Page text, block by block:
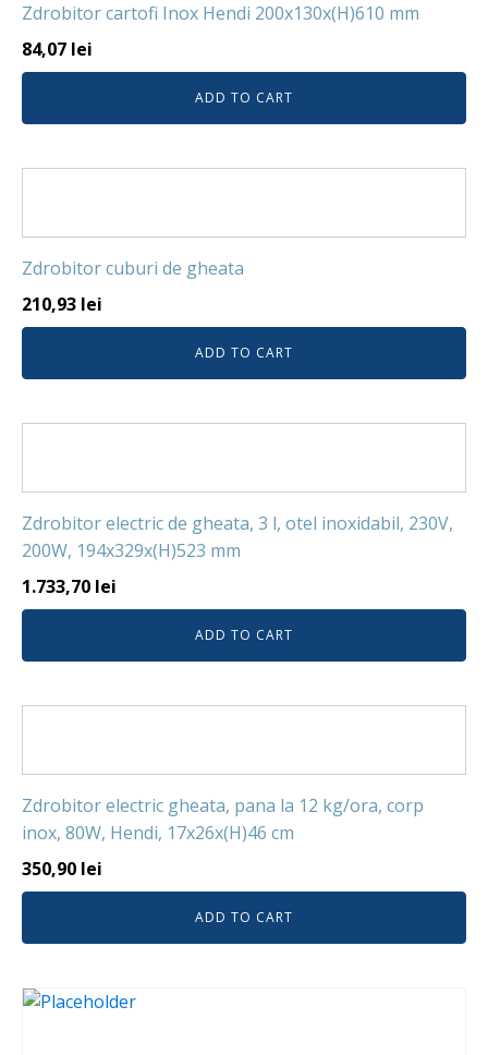
Zdrobitor cartofi Inox Hendi 200x130x(H)610 mm
84,07 lei
ADD TO CART
Zdrobitor cuburi de gheata
210,93 lei
ADD TO CART
Zdrobitor electric de gheata, 3 l, otel inoxidabil, 230V,
200W, 194x329x(H)523 mm
1.733,70 lei
ADD TO CART
Zdrobitor electric gheata, pana la 12 kg/ora, corp
inox, 80W, Hendi, 17x26x(H)46 cm
350,90 lei
ADD TO CART